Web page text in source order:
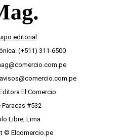
editorial
(+511) 311-6500
El Comercio
Paracas #532
Libre, Lima
© Elcomercio.pe